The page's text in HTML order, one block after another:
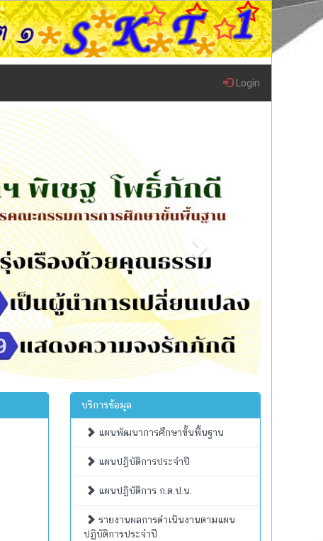
Login
บริการข้อมูล
แผนพัฒนาการศึกษาขั้นพื้นฐาน
แผนปฏิบัติการประจำปี
แผนปฏิบัติการ ก.ต.ป.น.
รายงานผลการดำเนินงานตามแผน
ปฏิบัติการประจำปี